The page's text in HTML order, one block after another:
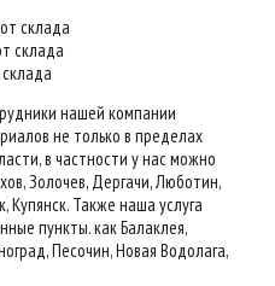
склада
склада
нашей компании
не только в пределах
в частности у нас можно
Золочев, Дергачи, Люботин,
Купянск. Также наша услуга
пункты. как Балаклея,
Песочин, Новая Водолага,